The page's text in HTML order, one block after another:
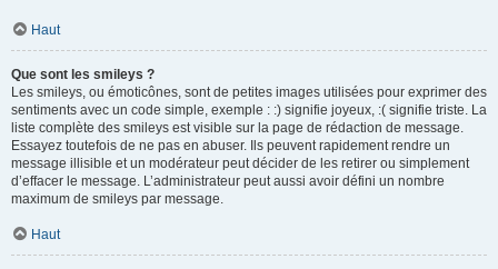
Haut
Que sont les smileys ?
Les smileys, ou émoticônes, sont de petites images utilisées pour exprimer des
sentiments avec un code simple, exemple : :) signifie joyeux, :( signifie triste. La
liste complète des smileys est visible sur la page de rédaction de message.
Essayez toutefois de ne pas en abuser. Ils peuvent rapidement rendre un
message illisible et un modérateur peut décider de les retirer ou simplement
d’effacer le message. L’administrateur peut aussi avoir défini un nombre
maximum de smileys par message.
Haut